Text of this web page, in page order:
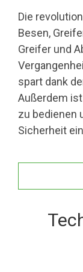
Die
Besen,
Greifer und
spart dank
Außerdem
zu bedienen
Sicherheit